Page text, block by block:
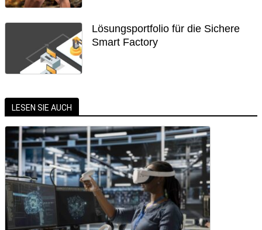
Lösungsportfolio für die Sichere
Smart Factory
LESEN SIE AUCH